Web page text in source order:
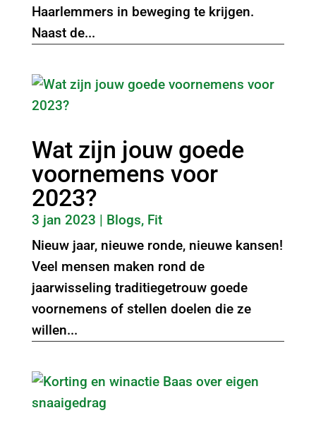
Haarlemmers in beweging te krijgen.
Naast de...
Wat zijn jouw goede
voornemens voor
2023?
3 jan 2023 | Blogs, Fit
Nieuw jaar, nieuwe ronde, nieuwe kansen!
Veel mensen maken rond de
jaarwisseling traditiegetrouw goede
voornemens of stellen doelen die ze
willen...